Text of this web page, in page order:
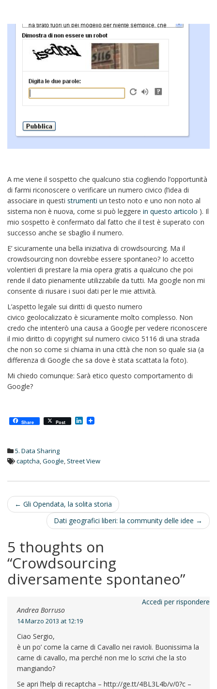
A me viene il sospetto che qualcuno stia cogliendo l’opportunità
di farmi riconoscere o verificare un numero civico (l’idea di
associare in questi strumenti un testo noto e uno non noto al
sistema non è nuova, come si può leggere in questo articolo ). Il
mio sospetto è confermato dal fatto che il test è superato con
successo anche se sbaglio il numero.
E’ sicuramente una bella iniziativa di crowdsourcing. Ma il
crowdsourcing non dovrebbe essere spontaneo? Io accetto
volentieri di prestare la mia opera gratis a qualcuno che poi
rende il dato pienamente utilizzabile da tutti. Ma google non mi
consente di riusare i suoi dati per le mie attività.
L’aspetto legale sui diritti di questo numero
civico geolocalizzato è sicuramente molto complesso. Non
credo che intenterò una causa a Google per vedere riconoscere
il mio diritto di copyright sul numero civico 5116 di una strada
che non so come si chiama in una città che non so quale sia (a
differenza di Google che sa dove è stata scattata la foto).
Mi chiedo comunque: Sarà etico questo comportamento di
Google?
Share Post L
d
5. Data Sharing
captcha,Google, Street View
Post
navigation
← Gli Opendata, la solita storia
Dati geografici liberi: la community delle idee →
5 thoughts on
“Crowdsourcing
diversamente spontaneo”
Andrea Borruso
14 Marzo 2013 at 12:19
Ciao Sergio,
è un po’ come la carne di Cavallo nei ravioli. Buonissima la
carne di cavallo, ma perché non me lo scrivi che la sto
mangiando?
Se apri l’help di recaptcha – http://ge.tt/4BL3L4b/v/0?c –
Accedi per rispondere